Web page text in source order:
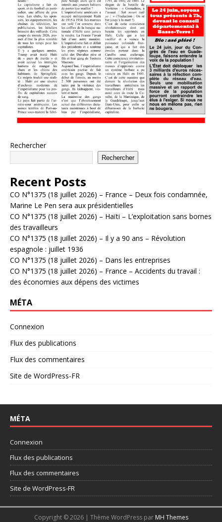
Rechercher
Rechercher
Recent Posts
CO N°1375 (18 juillet 2026) – France – Deux fois condamnée,
Marine Le Pen sera aux présidentielles
CO N°1375 (18 juillet 2026) – Haïti – L’exploitation sans bornes
des travailleurs
CO N°1375 (18 juillet 2026) – Il y a 90 ans – Révolution
espagnole : juillet 1936
CO N°1375 (18 juillet 2026) – Dans les entreprises
CO N°1375 (18 juillet 2026) – France – Accidents du travail :
des économies aux dépens des victimes
MÉTA
Connexion
Flux des publications
Flux des commentaires
Site de WordPress-FR
MÉTA
Connexion
Flux des publications
Flux des commentaires
Site de WordPress-FR
Copyright © 2026 | Thème WordPress par MH Themes